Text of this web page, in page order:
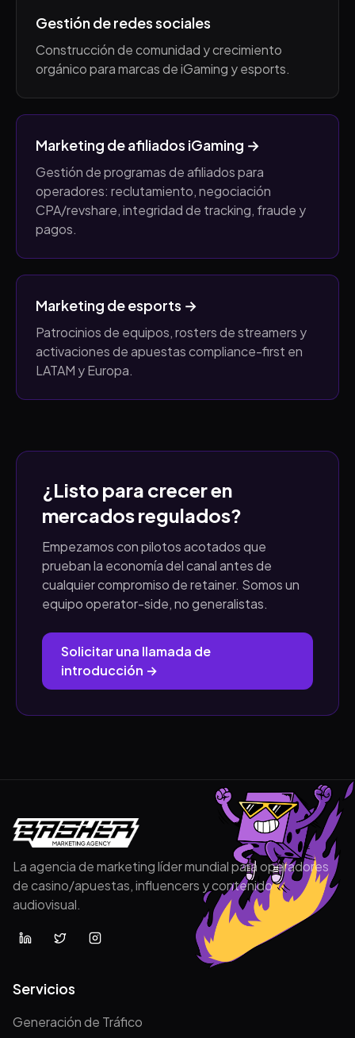
Gestión de redes sociales
Construcción de comunidad y crecimiento
orgánico para marcas de iGaming y esports.
Marketing de afiliados iGaming →
Gestión de programas de afiliados para
operadores: reclutamiento, negociación
CPA/revshare, integridad de tracking, fraude y
pagos.
Marketing de esports →
Patrocinios de equipos, rosters de streamers y
activaciones de apuestas compliance-first en
LATAM y Europa.
¿Listo para crecer en
mercados regulados?
Empezamos con pilotos acotados que
prueban la economía del canal antes de
cualquier compromiso de retainer. Somos un
equipo operator-side, no generalistas.
Solicitar una llamada de
introducción →
La agencia de marketing líder mundial para operadores
de casino/apuestas, influencers y contenido
audiovisual.
Servicios
Generación de Tráfico